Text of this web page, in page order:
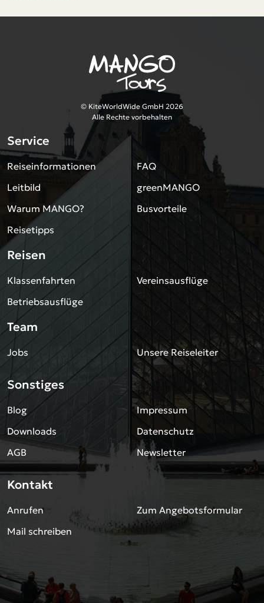
© KiteWorldWide GmbH 2026
Alle Rechte vorbehalten
Service
Reiseinformationen
Leitbild
Warum MANGO?
Reisetipps
FAQ
greenMANGO
Busvorteile
Reisen
Klassenfahrten
Betriebsausflüge
Vereinsausflüge
Team
Jobs Unsere Reiseleiter
Sonstiges
Blog
Downloads
AGB
Impressum
Datenschutz
Newsletter
Kontakt
Anrufen
Mail schreiben
Zum Angebotsformular